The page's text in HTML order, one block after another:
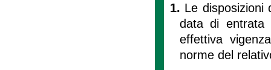
1. Le disposizioni
data di entrata
effettiva
norme del